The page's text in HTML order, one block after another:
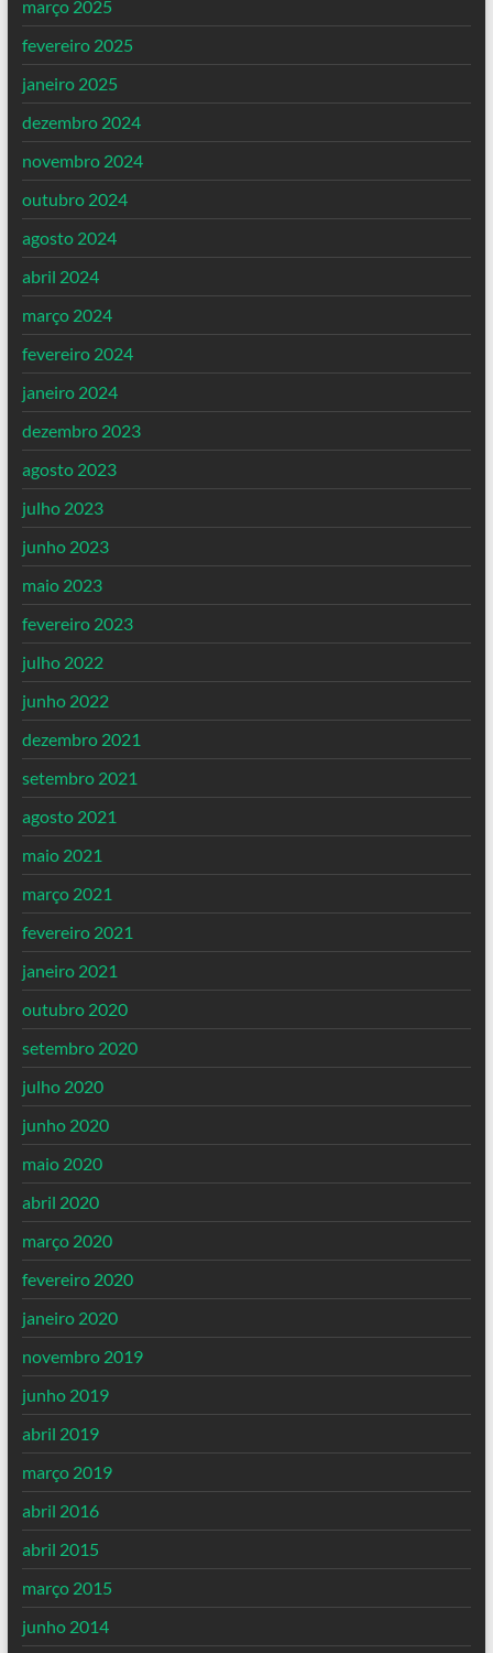
março 2025
fevereiro 2025
janeiro 2025
dezembro 2024
novembro 2024
outubro 2024
agosto 2024
abril 2024
março 2024
fevereiro 2024
janeiro 2024
dezembro 2023
agosto 2023
julho 2023
junho 2023
maio 2023
fevereiro 2023
julho 2022
junho 2022
dezembro 2021
setembro 2021
agosto 2021
maio 2021
março 2021
fevereiro 2021
janeiro 2021
outubro 2020
setembro 2020
julho 2020
junho 2020
maio 2020
abril 2020
março 2020
fevereiro 2020
janeiro 2020
novembro 2019
junho 2019
abril 2019
março 2019
abril 2016
abril 2015
março 2015
junho 2014